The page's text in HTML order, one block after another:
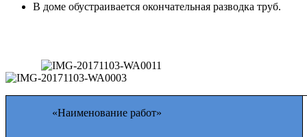
В доме обустраивается окончательная разводка труб.
«Наименование работ»